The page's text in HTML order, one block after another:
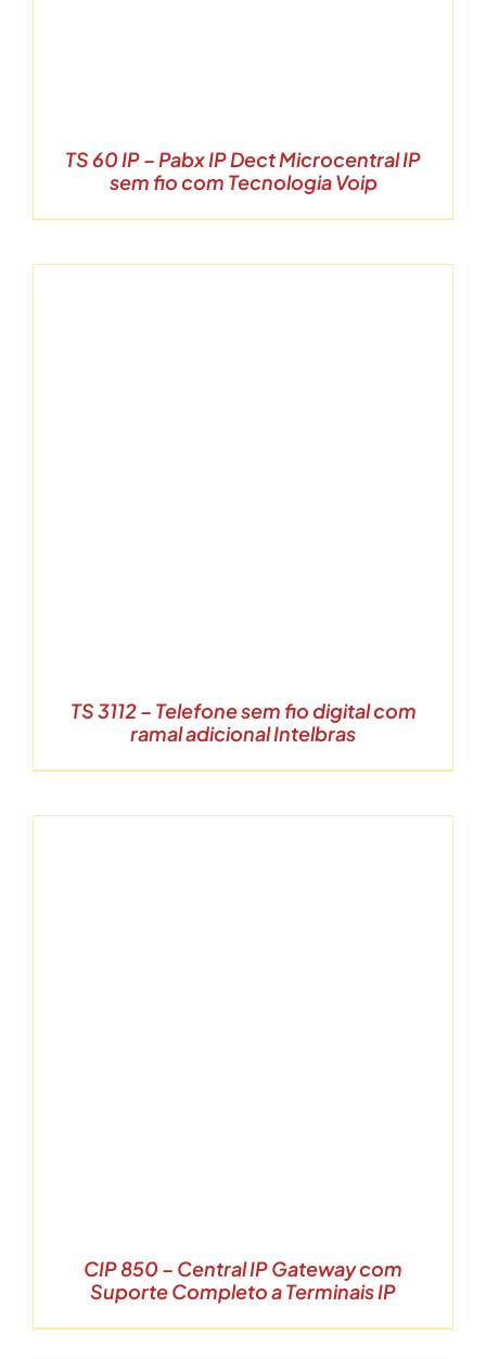
TS 60 IP – Pabx IP Dect Microcentral IP
sem fio com Tecnologia Voip
TS 3112 – Telefone sem fio digital com
ramal adicional Intelbras
CIP 850 – Central IP Gateway com
Suporte Completo a Terminais IP